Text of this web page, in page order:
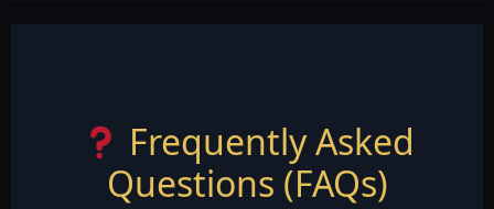
Frequently Asked
Questions (FAQs)